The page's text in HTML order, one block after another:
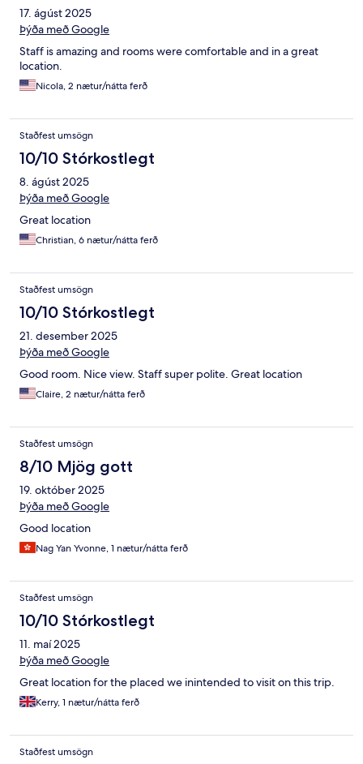
17. ágúst 2025
Þýða með Google
Staff is amazing and rooms were comfortable and in a great
location.
Nicola, 2 nætur/nátta ferð
Staðfest umsögn
10/10 Stórkostlegt
8. ágúst 2025
Þýða með Google
Great location
Christian, 6 nætur/nátta ferð
Staðfest umsögn
10/10 Stórkostlegt
21. desember 2025
Þýða með Google
Good room. Nice view. Staff super polite. Great location
Claire, 2 nætur/nátta ferð
Staðfest umsögn
8/10 Mjög gott
19. október 2025
Þýða með Google
Good location
Nag Yan Yvonne, 1 nætur/nátta ferð
Staðfest umsögn
10/10 Stórkostlegt
11. maí 2025
Þýða með Google
Great location for the placed we inintended to visit on this trip.
Kerry, 1 nætur/nátta ferð
Staðfest umsögn